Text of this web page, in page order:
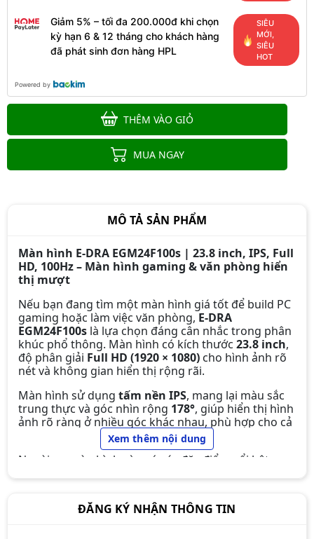
Giảm 5% – tối đa 200.000đ khi chọn
kỳ hạn 6 & 12 tháng cho khách hàng
đã phát sinh đơn hàng HPL
SIÊU
MỚI,
SIÊU
HOT
Powered by
THÊM VÀO GIỎ
MUA NGAY
MÔ TẢ SẢN PHẨM
Màn hình E‑DRA EGM24F100s | 23.8 inch, IPS, Full
HD, 100Hz – Màn hình gaming & văn phòng hiển
thị mượt
Nếu bạn đang tìm một màn hình giá tốt để build PC
gaming hoặc làm việc văn phòng, E-DRA
EGM24F100s là lựa chọn đáng cân nhắc trong phân
khúc phổ thông. Màn hình có kích thước 23.8 inch,
độ phân giải Full HD (1920 × 1080) cho hình ảnh rõ
nét và không gian hiển thị rộng rãi.
Màn hình sử dụng tấm nền IPS, mang lại màu sắc
trung thực và góc nhìn rộng 178°, giúp hiển thị hình
ảnh rõ ràng ở nhiều góc khác nhau, phù hợp cho cả
làm việc và chơi game.
Ngoài ra, màn hình còn có các đặc điểm nổi bật:
Tần số quét 100Hzcho chuyển động mượt hơn
Xem thêm nội dung
ĐĂNG KÝ NHẬN THÔNG TIN
Màn hình Gaming E-DRA
EGM24F100s 24 inch FullHD 100hz
1.990.000đ
-10%